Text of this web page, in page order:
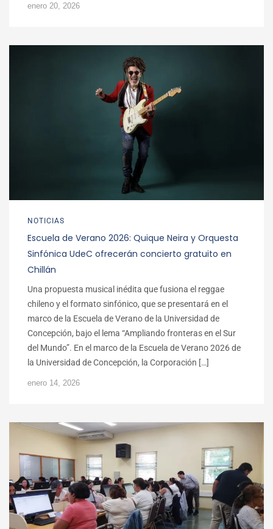
enero 20, 2026
NOTICIAS
Escuela de Verano 2026: Quique Neira y Orquesta
Sinfónica UdeC ofrecerán concierto gratuito en
Chillán
Una propuesta musical inédita que fusiona el reggae
chileno y el formato sinfónico, que se presentará en el
marco de la Escuela de Verano de la Universidad de
Concepción, bajo el lema “Ampliando fronteras en el Sur
del Mundo”. En el marco de la Escuela de Verano 2026 de
la Universidad de Concepción, la Corporación […]
enero 14, 2026